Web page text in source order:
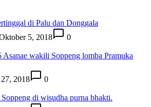
di Palu dan Donggala
5, 2018
0
wakili Soppeng lomba Pramuka
2018
0
Soppeng di wisudha purna bhakti.